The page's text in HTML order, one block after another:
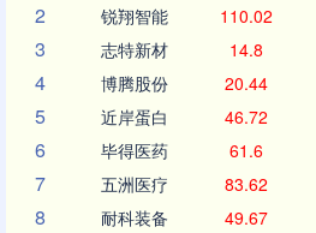
2 锐翔智能 110.02
3 志特新材 14.8
4 博腾股份 20.44
5 近岸蛋白 46.72
6 毕得医药 61.6
7 五洲医疗 83.62
8 耐科装备 49.67